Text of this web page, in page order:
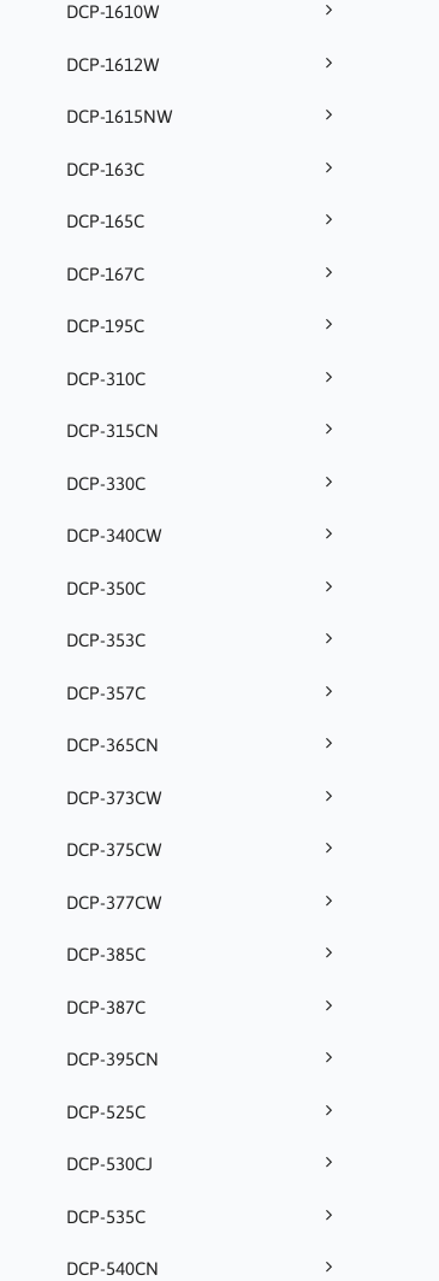
DCP-1610W
DCP-1612W
DCP-1615NW
DCP-163C
DCP-165C
DCP-167C
DCP-195C
DCP-310C
DCP-315CN
DCP-330C
DCP-340CW
DCP-350C
DCP-353C
DCP-357C
DCP-365CN
DCP-373CW
DCP-375CW
DCP-377CW
DCP-385C
DCP-387C
DCP-395CN
DCP-525C
DCP-530CJ
DCP-535C
DCP-540CN